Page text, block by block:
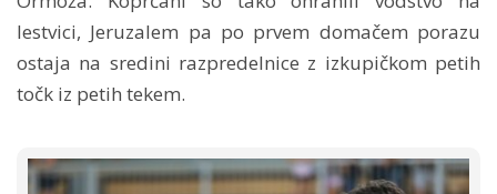
lestvici, Jeruzalem pa po prvem domačem porazu
ostaja na sredini razpredelnice z izkupičkom petih
točk iz petih tekem.